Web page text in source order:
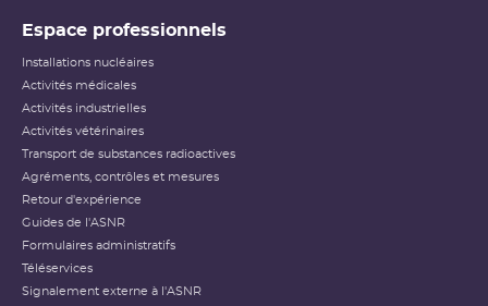
Espace professionnels
Installations nucléaires
Activités médicales
Activités industrielles
Activités vétérinaires
Transport de substances radioactives
Agréments, contrôles et mesures
Retour d'expérience
Guides de l'ASNR
Formulaires administratifs
Téléservices
Signalement externe à l'ASNR